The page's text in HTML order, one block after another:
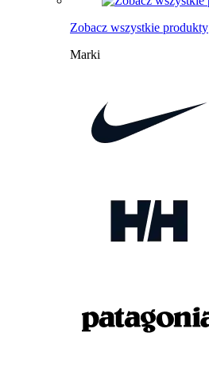
Zobacz wszystkie produkty
Marki